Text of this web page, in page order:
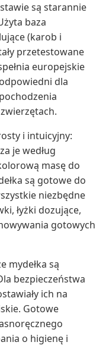
są starannie
baza
(karob i
przetestowane
europejskie
dla
i intuicyjny:
je według
masę do
są gotowe do
niezbędne
łyżki dozujące,
gotowych
mydełka są
bezpieczeństwa
ich na
Gotowe
o higienę i